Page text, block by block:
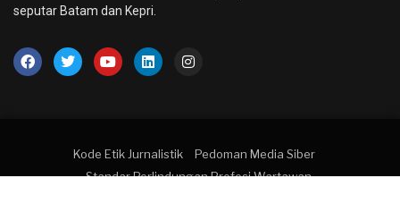
seputar Batam dan Kepri.
Kode Etik Jurnalistik
Pedoman Media Siber
Standar Perlindungan Profesi Wartawan